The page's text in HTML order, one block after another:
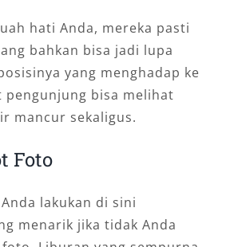
hati Anda, mereka pasti
bahkan bisa jadi lupa
yang menghadap ke
pengunjung bisa melihat
mancur sekaligus.
Foto
lakukan di sini
menarik jika tidak Anda